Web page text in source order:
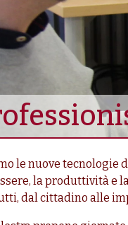
le nuove tecnologie
la produttività e
dal cittadino alle